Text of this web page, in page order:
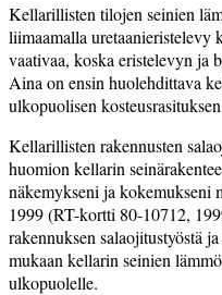
Kellarillisten tilojen seinien
liimaamalla uretaanieristelevy
vaativaa, koska eristelevyn ja
Aina on ensin huolehdittava
ulkopuolisen
Kellarillisten rakennusten
huomion kellarin
näkemykseni ja kokemukseni
1999 (RT-kortti 80-10712,
rakennuksen salaojitustyöstä
mukaan kellarin seinien
ulkopuolelle.